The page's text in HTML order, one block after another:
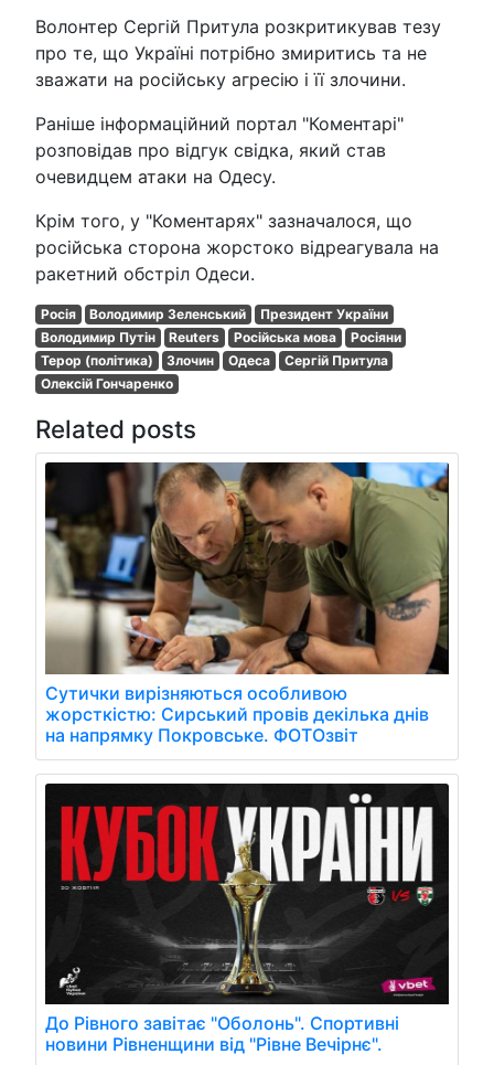
Волонтер Сергій Притула розкритикував тезу
про те, що Україні потрібно змиритись та не
зважати на російську агресію і її злочини.
Раніше інформаційний портал "Коментарі"
розповідав про відгук свідка, який став
очевидцем атаки на Одесу.
Крім того, у "Коментарях" зазначалося, що
російська сторона жорстоко відреагувала на
ракетний обстріл Одеси.
Росія Володимир Зеленський
Президент України
Володимир Путін
Reuters Російська мова
Росіяни
Терор (політика)
Злочин Одеса
Сергій Притула
Олексій Гончаренко
Related posts
Сутички вирізняються особливою
жорсткістю: Сирський провів декілька днів
на напрямку Покровське. ФОТОзвіт
До Рівного завітає "Оболонь". Спортивні
новини Рівненщини від "Рівне Вечірнє".